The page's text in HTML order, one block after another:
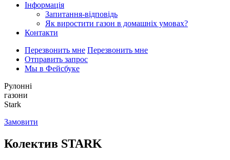
Інформація
Запитання-відповідь
Як виростити газон в домашніх умовах?
Контакти
Перезвонить мне Перезвонить мне
Отправить запрос
Мы в Фейсбуке
Рулонні
газони
Stark
Замовити
Колектив STARK